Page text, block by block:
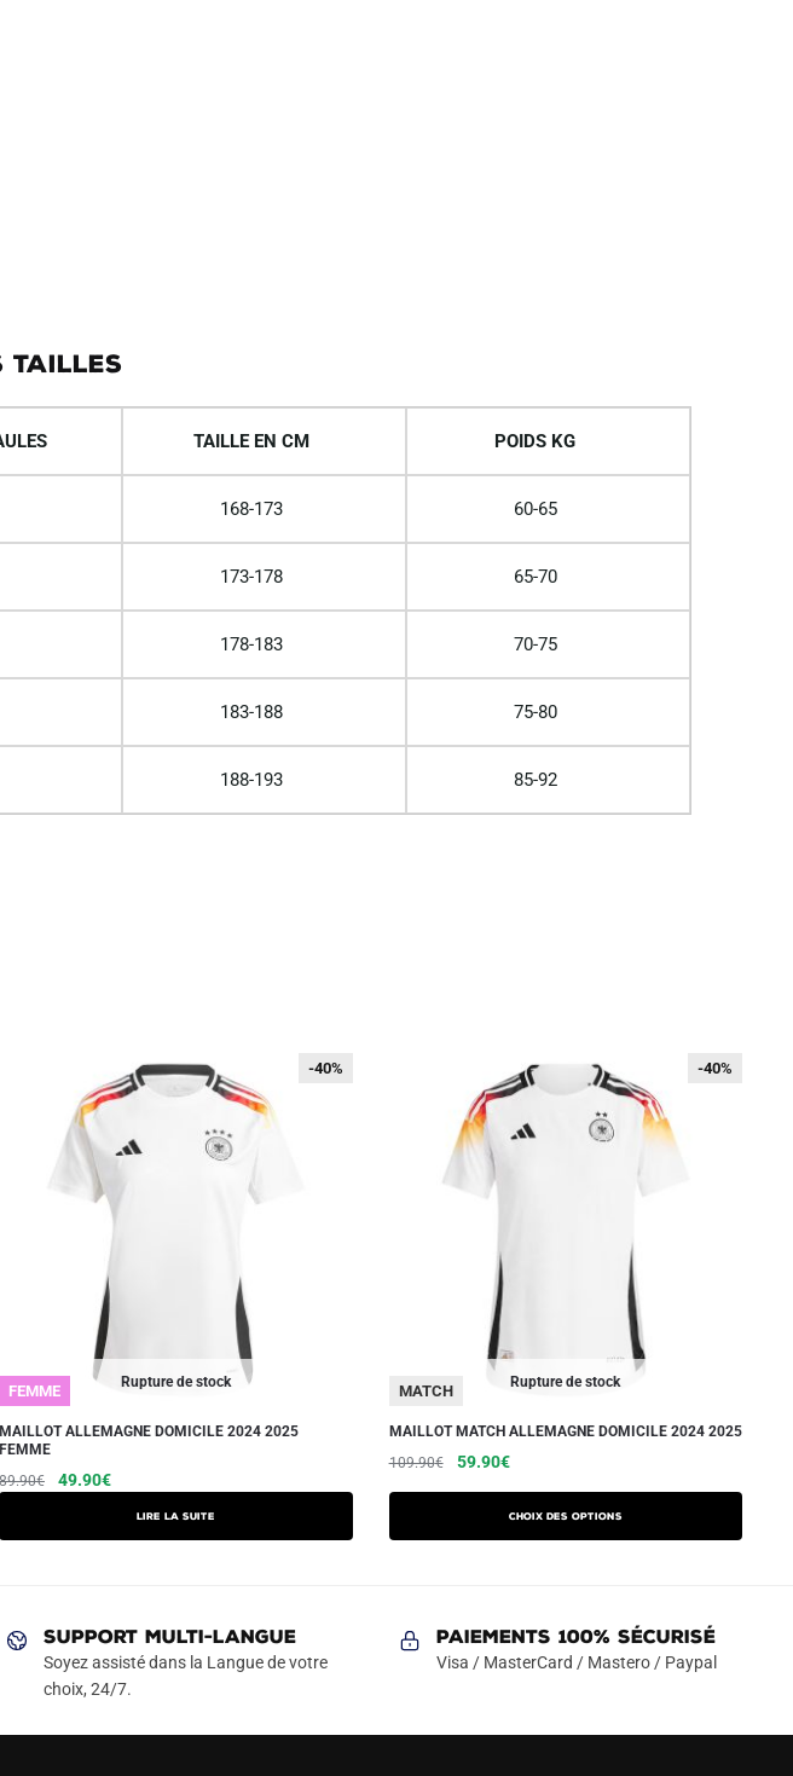
TAILLES
TAILLE EN CM POIDS KG
168-173 60-65
173-178 65-70
178-183 70-75
183-188 75-80
188-193 85-92
Rupture de stock
-40%
FEMME
-40%
MAILLOT ALLEMAGNE DOMICILE 2024 2025
FEMME
89.90€
Le
49.90€Le
Lire la suite
Rupture de stock
-40%
MATCH
-40%
MAILLOT MATCH ALLEMAGNE DOMICILE 2024 2025
109.90€
Le
était :
59.90€Le
actuel
est :
Choix des options
Ce
produit
a
options
peuvent
choisies
SUPPORT MULTI-LANGUE
Soyez assisté dans la Langue de votre
choix, 24/7.
Paiements 100% Sécurisé
Visa / MasterCard / Mastero / Paypal